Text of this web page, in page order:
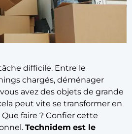
difficile. Entre le
chargés, déménager
avez des objets de grande
peut vite se transformer en
faire ? Confier cette
Technidem est le